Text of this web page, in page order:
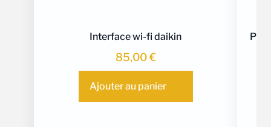
Interface wi-fi daikin
85,00€
Ajouter au panier